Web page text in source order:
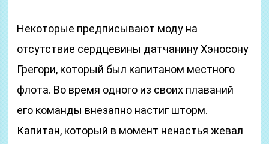
Некоторые предписывают моду на
отсутствие сердцевины датчанину Хэносону
Грегори, который был капитаном местного
флота. Во время одного из своих плаваний
его команды внезапно настиг шторм.
Капитан, который в момент ненастья жевал